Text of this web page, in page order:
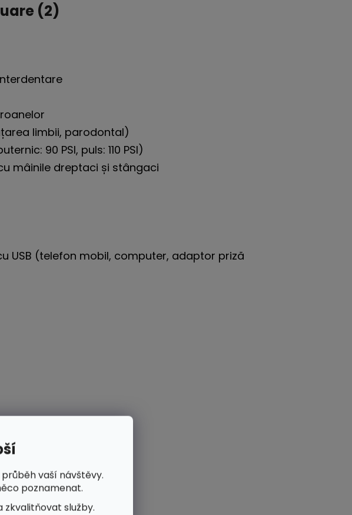
vaší návštěvy.
poznamenat.
služby.
(2)
limbii, parodontal)
90 PSI, puls: 110 PSI)
mâinile dreptaci și stângaci
USB (telefon mobil, computer, adaptor priză